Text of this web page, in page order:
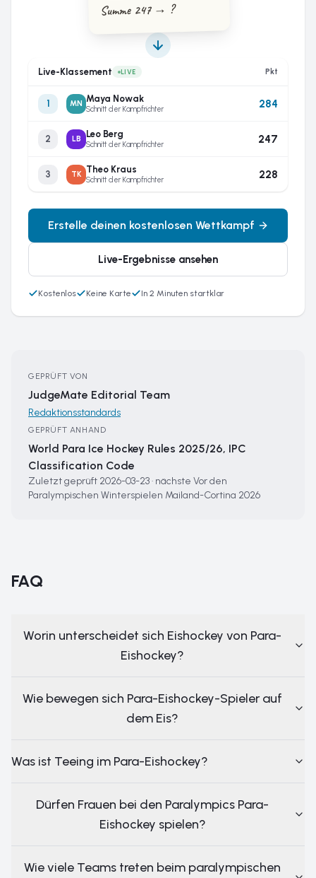
Summe 247 → ?
Live-Klassement LIVE Pkt
1 MN Maya Nowak
Schnitt der Kampfrichter 284
2 LB Leo Berg
Schnitt der Kampfrichter 247
3 TK Theo Kraus
Schnitt der Kampfrichter 228
Erstelle deinen kostenlosen Wettkampf
Live-Ergebnisse ansehen
Kostenlos Keine Karte In 2 Minuten startklar
GEPRÜFT VON
JudgeMate Editorial Team
Redaktionsstandards
GEPRÜFT ANHAND
World Para Ice Hockey Rules 2025/26, IPC
Classification Code
Zuletzt geprüft 2026-03-23· nächste Vor den
Paralympischen Winterspielen Mailand-Cortina 2026
FAQ
Worin unterscheidet sich Eishockey von Para-
Eishockey?
Wie bewegen sich Para-Eishockey-Spieler auf
dem Eis?
Was ist Teeing im Para-Eishockey?
Dürfen Frauen bei den Paralympics Para-
Eishockey spielen?
Wie viele Teams treten beim paralympischen